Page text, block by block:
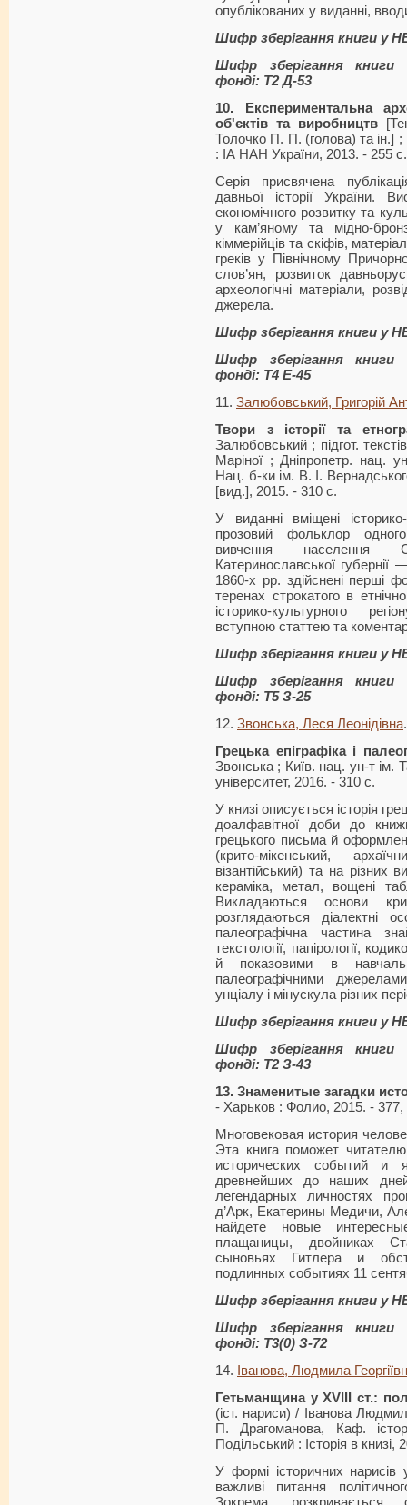
опублікованих у виданні,
Шифр зберігання книги у
Шифр зберігання книги
фонді: Т2 Д-53
10. Експериментальна
об'єктів та виробництв
Толочко П. П. (голова) та ін.] ;
: ІА НАН України, 2013. - 255 с.
Серія присвячена
давньої історії України.
економічного розвитку та
у кам’яному та мідно-
кіммерійців та скіфів,
греків у Північному
слов’ян, розвиток
археологічні матеріали,
джерела.
Шифр зберігання книги у
Шифр зберігання книги
фонді: Т4 Е-45
11. Залюбовський, Григорій
Твори з історії та
Залюбовський ; підгот.
Маріної ; Дніпропетр. нац.
Нац. б-ки ім. В. І.
[вид.], 2015. - 310 с.
У виданні вміщені
прозовий фольклор
вивчення населення
Катеринославської
1860-х рр. здійснені перші
теренах строкатого в
історико-культурного
вступною статтею та
Шифр зберігання книги у
Шифр зберігання книги
фонді: Т5 З-25
12. Звонська, Леся Леонідівна.
Грецька епіграфіка і
Звонська ; Київ. нац. ун-т ім.
університет, 2016. - 310 с.
У книзі описується історія
доалфавітної доби до
грецького письма й
(крито-мікенський,
візантійський) та на різних
кераміка, метал, вощені
Викладаються основи
розглядаються діалектні
палеографічна частина
текстології, папірології,
й показовими в
палеографічними
унціалу і мінускула різних
Шифр зберігання книги у
Шифр зберігання книги
фонді: Т2 З-43
13. Знаменитые загадки
- Харьков : Фолио, 2015. - 377,
Многовековая история
Эта книга поможет
исторических событий
древнейших до наших
легендарных личностях
д’Арк, Екатерины Медичи,
найдете новые
плащаницы, двой­никах
сыновьях Гитлера и
подлинных событиях 11
Шифр зберігання книги у
Шифр зберігання книги
фонді: Т3(0) З-72
14.
Іванова, Людмила
Гетьманщина у XVIII ст.:
(іст. нариси) / Іванова
П. Драгоманова, Каф.
Подільський : Історія в книзі,
У формі історичних нарисів
важливі питання